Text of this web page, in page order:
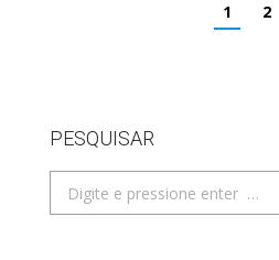
1 2
PESQUISAR
Search: